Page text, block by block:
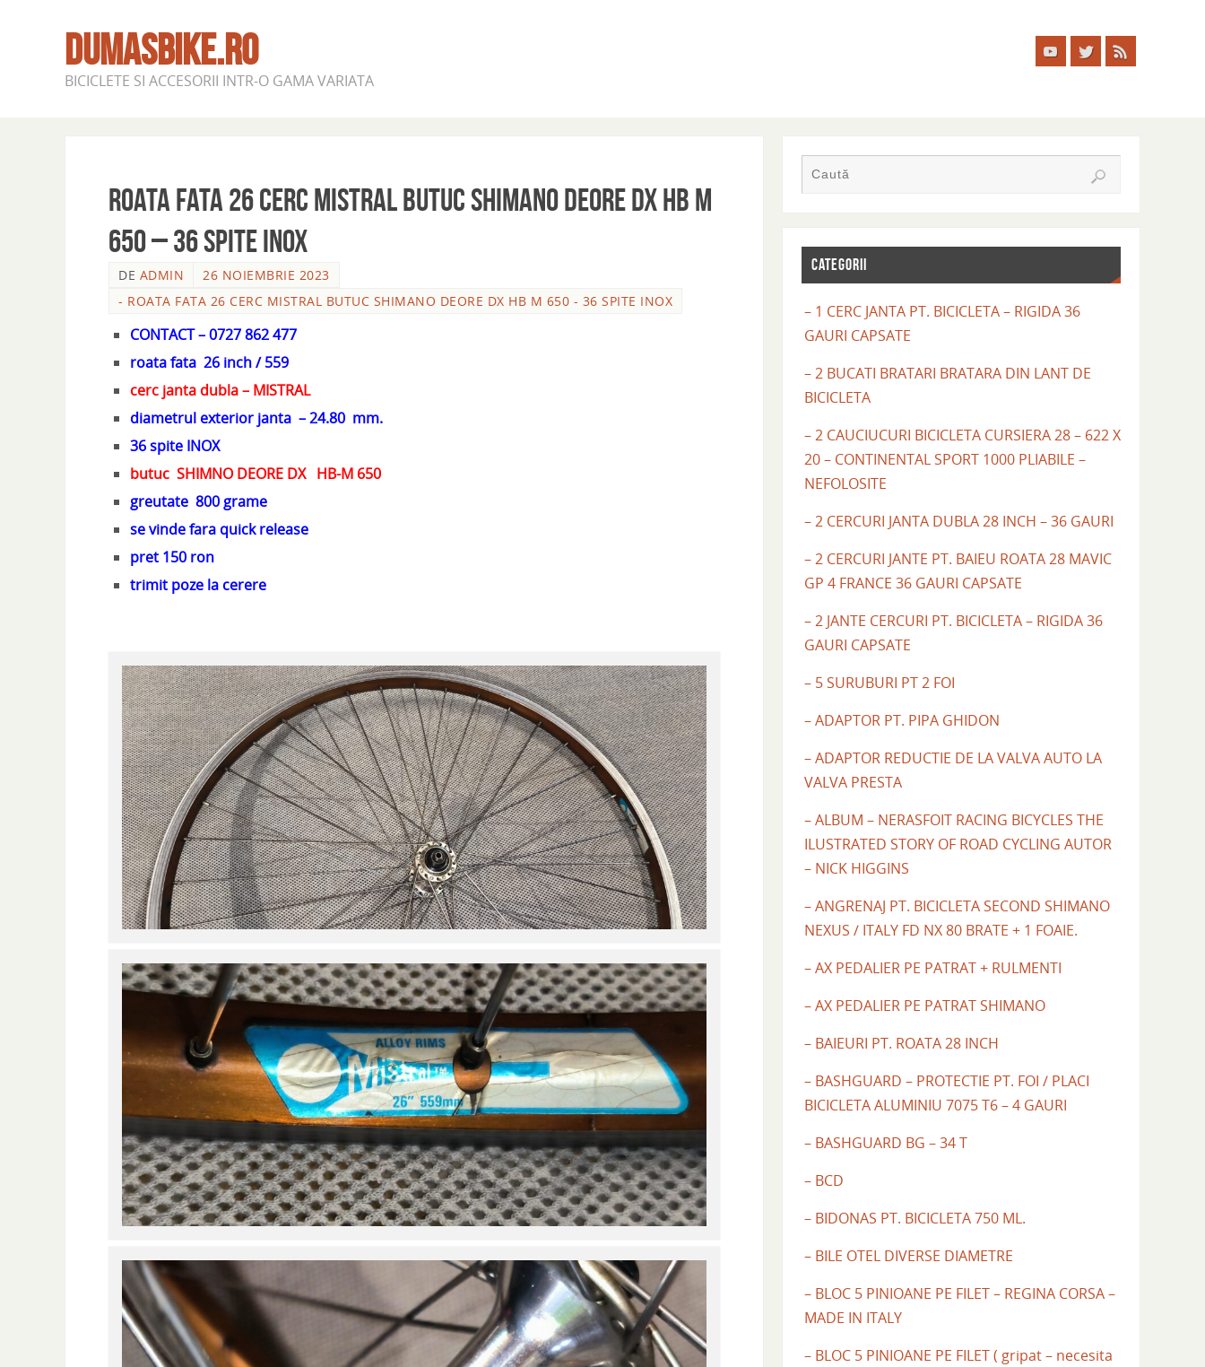
DUMASBIKE.RO
BICICLETE SI ACCESORII INTR-O GAMA VARIATA
ROATA FATA 26 CERC MISTRAL BUTUC SHIMANO DEORE DX HB M
650 – 36 SPITE INOX
DE ADMIN
26 NOIEMBRIE 2023
- ROATA FATA 26 CERC MISTRAL BUTUC SHIMANO DEORE DX HB M 650 - 36 SPITE INOX
CONTACT – 0727 862 477
roata fata 26 inch / 559
cerc janta dubla – MISTRAL
diametrul exterior janta – 24.80 mm.
36 spite INOX
butuc SHIMNO DEORE DX HB-M 650
greutate 800 grame
se vinde fara quick release
pret 150 ron
trimit poze la cerere
CATEGORII
– 1 CERC JANTA PT. BICICLETA – RIGIDA 36
GAURI CAPSATE
– 2 BUCATI BRATARI BRATARA DIN LANT DE
BICICLETA
– 2 CAUCIUCURI BICICLETA CURSIERA 28 – 622 X
20 – CONTINENTAL SPORT 1000 PLIABILE –
NEFOLOSITE
– 2 CERCURI JANTA DUBLA 28 INCH – 36 GAURI
– 2 CERCURI JANTE PT. BAIEU ROATA 28 MAVIC
GP 4 FRANCE 36 GAURI CAPSATE
– 2 JANTE CERCURI PT. BICICLETA – RIGIDA 36
GAURI CAPSATE
– 5 SURUBURI PT 2 FOI
– ADAPTOR PT. PIPA GHIDON
– ADAPTOR REDUCTIE DE LA VALVA AUTO LA
VALVA PRESTA
– ALBUM – NERASFOIT RACING BICYCLES THE
ILUSTRATED STORY OF ROAD CYCLING AUTOR
– NICK HIGGINS
– ANGRENAJ PT. BICICLETA SECOND SHIMANO
NEXUS / ITALY FD NX 80 BRATE + 1 FOAIE.
– AX PEDALIER PE PATRAT + RULMENTI
– AX PEDALIER PE PATRAT SHIMANO
– BAIEURI PT. ROATA 28 INCH
– BASHGUARD – PROTECTIE PT. FOI / PLACI
BICICLETA ALUMINIU 7075 T6 – 4 GAURI
– BASHGUARD BG – 34 T
– BCD
– BIDONAS PT. BICICLETA 750 ML.
– BILE OTEL DIVERSE DIAMETRE
– BLOC 5 PINIOANE PE FILET – REGINA CORSA –
MADE IN ITALY
– BLOC 5 PINIOANE PE FILET ( gripat – necesita